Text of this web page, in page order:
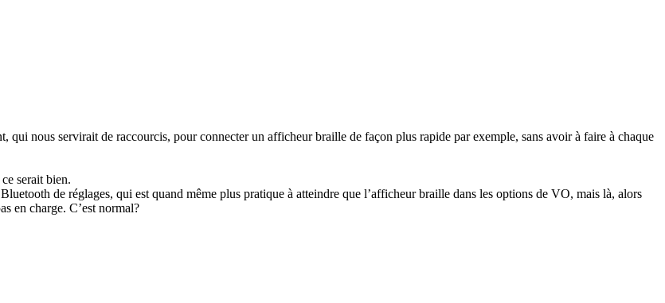
qui nous servirait de raccourcis, pour connecter un afficheur braille de façon plus rapide par exemple, sans avoir à faire à chaque
serait bien.
de réglages, qui est quand même plus pratique à atteindre que l’afficheur braille dans les options de VO, mais là, alors
en charge. C’est normal?